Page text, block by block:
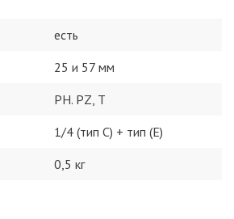
есть
25 и 57 мм
PH. PZ, T
1/4 (тип С) + тип (Е)
0,5 кг